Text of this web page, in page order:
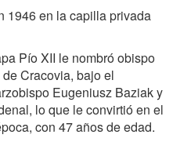
1946 en la capilla privada
Pío XII le nombró obispo
Cracovia, bajo el
Eugeniusz Baziak y
lo que le convirtió en el
con 47 años de edad.